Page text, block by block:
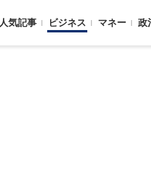
人気記事 ビジネス マネー 政